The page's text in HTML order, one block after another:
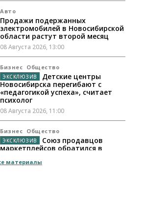
Авто
Продажи подержанных
электромобилей в Новосибирской
области растут второй месяц
08 Августа 2026, 13:00
Бизнес Общество
Детские центры
Новосибирска перегибают с
«педагогикой успеха», считает
психолог
08 Августа 2026, 11:00
Бизнес Общество
Союз продавцов
маркетплейсов обратился в
WBматериалы